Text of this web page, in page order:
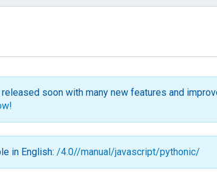
soon with many new features and
in English: /4.0//manual/javascript/pythonic/